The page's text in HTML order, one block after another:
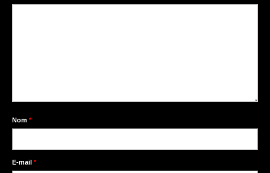
Nom *
E-mail *